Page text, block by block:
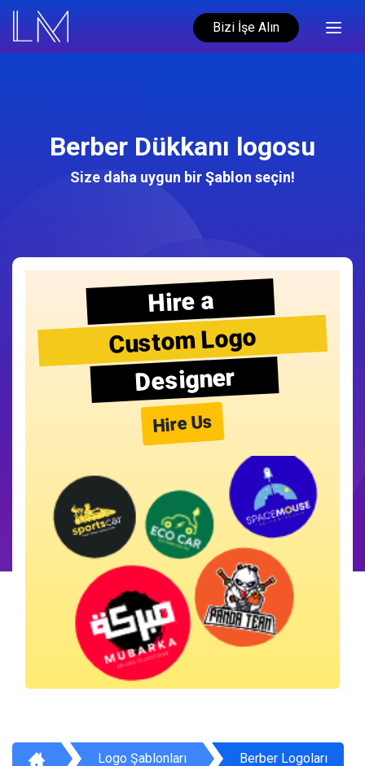
Bizi İşe Alın
Berber Dükkanı logosu
Size daha uygun bir Şablon seçin!
Hire a
Custom Logo
Designer
Hire Us
Logo Şablonları Berber Logoları